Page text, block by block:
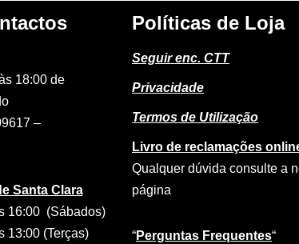
18:00 de
–
Santa Clara
16:00 (Sábados)
13:00 (Terças)
Políticas de Loja
Seguir enc. CTT
Privacidade
Termos de Utilização
Livro de reclamações
Qualquer dúvida consulte a
página
“Perguntas Frequentes“